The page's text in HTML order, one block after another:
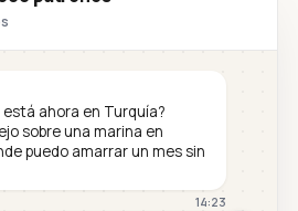
ahora en Turquía?
sobre una marina en
puedo amarrar un mes sin
14:23